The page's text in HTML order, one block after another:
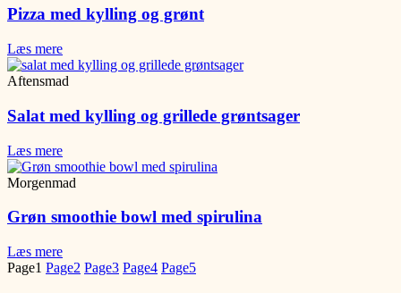
Pizza med kylling og grønt
Læs mere
Aftensmad
Salat med kylling og grillede grøntsager
Læs mere
Morgenmad
Grøn smoothie bowl med spirulina
Læs mere
Page1 Page2 Page3 Page4 Page5